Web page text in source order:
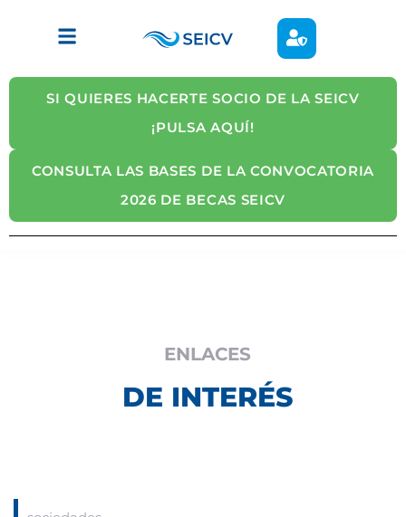
SI QUIERES HACERTE SOCIO DE LA SEICV
¡PULSA AQUÍ!
CONSULTA LAS BASES DE LA CONVOCATORIA
2026 DE BECAS SEICV
ENLACES
DE INTERÉS